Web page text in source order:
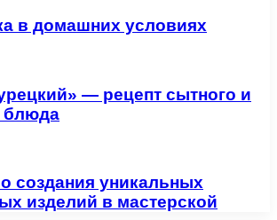
в домашних условиях
— рецепт сытного и
блюда
создания уникальных
изделий в мастерской